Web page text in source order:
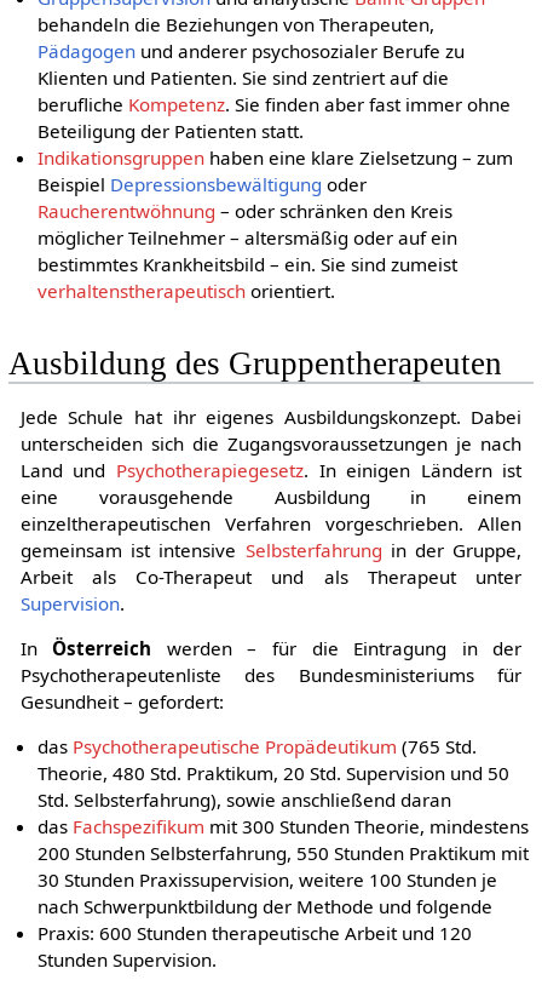
behandeln die Beziehungen von Therapeuten,
Pädagogen und anderer psychosozialer Berufe zu
Klienten und Patienten. Sie sind zentriert auf die
berufliche Kompetenz. Sie finden aber fast immer ohne
Beteiligung der Patienten statt.
Indikationsgruppen haben eine klare Zielsetzung – zum
Beispiel Depressionsbewältigung oder
Raucherentwöhnung – oder schränken den Kreis
möglicher Teilnehmer – altersmäßig oder auf ein
bestimmtes Krankheitsbild – ein. Sie sind zumeist
verhaltenstherapeutisch orientiert.
Ausbildung des Gruppentherapeuten
Jede Schule hat ihr eigenes Ausbildungskonzept. Dabei
unterscheiden sich die Zugangsvoraussetzungen je nach
Land und Psychotherapiegesetz. In einigen Ländern ist
eine vorausgehende Ausbildung in einem
einzeltherapeutischen Verfahren vorgeschrieben. Allen
gemeinsam ist intensive Selbsterfahrung in der Gruppe,
Arbeit als Co-Therapeut und als Therapeut unter
Supervision.
In Österreich werden – für die Eintragung in der
Psychotherapeutenliste des Bundesministeriums für
Gesundheit – gefordert:
das Psychotherapeutische Propädeutikum (765 Std.
Theorie, 480 Std. Praktikum, 20 Std. Supervision und 50
Std. Selbsterfahrung), sowie anschließend daran
das Fachspezifikum mit 300 Stunden Theorie, mindestens
200 Stunden Selbsterfahrung, 550 Stunden Praktikum mit
30 Stunden Praxissupervision, weitere 100 Stunden je
nach Schwerpunktbildung der Methode und folgende
Praxis: 600 Stunden therapeutische Arbeit und 120
Stunden Supervision.